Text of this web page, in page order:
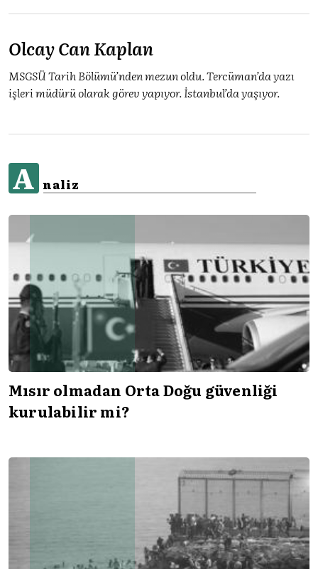
Olcay Can Kaplan
MSGSÜ Tarih Bölümü’nden mezun oldu. Tercüman’da yazı
işleri müdürü olarak görev yapıyor. İstanbul’da yaşıyor.
A naliz
Mısır olmadan Orta Doğu güvenliği
kurulabilir mi?